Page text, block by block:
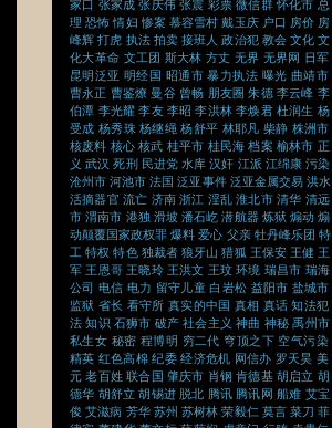
家口 张家成 张庆伟 张震 彩票 微信群 怀化市 总
理 恐怖 情妇 惨案 慕容雪村 戴玉庆 户口 房价 房
峰辉 打虎 执法 拍卖 接班人 政治犯 教会 文化 文
化大革命 文工团 斯大林 方丈 无界 无界网 日军
昆明泛亚 明经国 昭通市 暴力执法 曝光 曲靖市
曹永正 曹鉴燎 曼谷 曾畅 朋友圈 朱德 李云峰 李
伯潭 李光耀 李友 李昭 李洪林 李焕君 杜润生 杨
受成 杨秀珠 杨继绳 杨舒平 林耶凡 柴静 株洲市
核废料 核心 核武 桂平市 桂民海 档案 榆林市 正
义 武汉 死刑 民进党 水库 汉奸 江派 江绵康 污染
沧州市 河池市 法国 泛亚事件 泛亚金属交易 洪水
活摘器官 流亡 济南 浙江 淫乱 淮北市 清华 清远
市 渭南市 港独 滑坡 潘石屹 潜航器 炼狱 煽动 煽
动颠覆国家政权罪 爆料 爱心 父亲 牡丹峰乐团 特
工 特权 特色 独裁者 狼牙山 猎狐 王保安 王健 王
军 王恩哥 王晓玲 王洪文 王玟 环境 瑞昌市 瑞海
公司 电信 电力 留守儿童 白岩松 益阳市 盐城市
监狱 省长 看守所 真实的中国 真相 真话 知法犯
法 知识 石狮市 破产 社会主义 神曲 神秘 禹州市
私生女 秘密 程博明 穷二代 穹顶之下 空气污染
精英 红色高棉 纪委 经济危机 网信办 罗天昊 美
元 老百姓 联合国 肇庆市 肖钢 肯德基 胡启立 胡
德华 胡舒立 胡锡进 脱北 腾讯 腾讯网 船难 艾宝
俊 艾滋病 芳华 苏州 苏树林 荣毅仁 莫言 菜刀 菲